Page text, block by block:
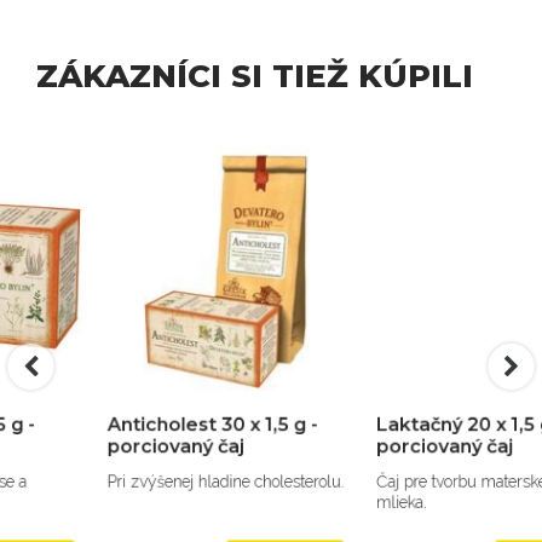
ZÁKAZNÍCI SI TIEŽ KÚPILI
Anticholest 30 x 1,5 g -
porciovaný čaj
Pri zvýšenej hladine cholesterolu.
Laktačný 20 x 1,5 g -
porciovaný čaj
Čaj pre tvorbu materského